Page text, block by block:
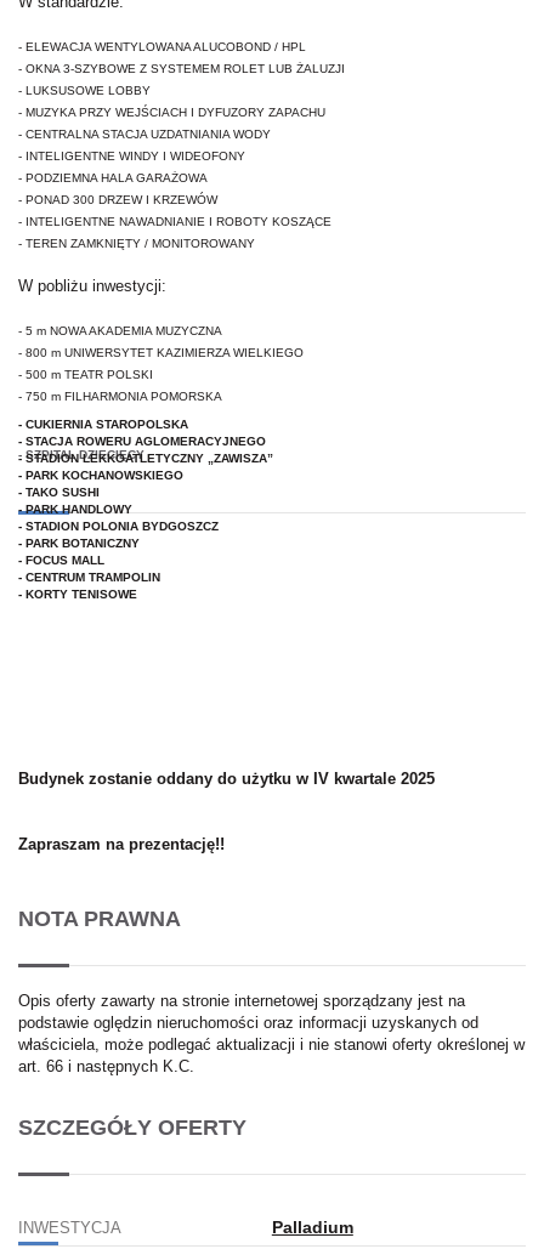
- ELEWACJA WENTYLOWANA ALUCOBOND / HPL
- OKNA 3-SZYBOWE Z SYSTEMEM ROLET LUB ŻALUZJI
- LUKSUSOWE LOBBY
- MUZYKA PRZY WEJŚCIACH I DYFUZORY ZAPACHU
- CENTRALNA STACJA UZDATNIANIA WODY
- INTELIGENTNE WINDY I WIDEOFONY
- PODZIEMNA HALA GARAŻOWA
- PONAD 300 DRZEW I KRZEWÓW
- INTELIGENTNE NAWADNIANIE I ROBOTY KOSZĄCE
- TEREN ZAMKNIĘTY / MONITOROWANY
W pobliżu inwestycji:
- 5 m NOWA AKADEMIA MUZYCZNA
- 800 m UNIWERSYTET KAZIMIERZA WIELKIEGO
- 500 m TEATR POLSKI
- 750 m FILHARMONIA POMORSKA
- SZPITAL DZIECIĘCY
- CUKIERNIA STAROPOLSKA
- STACJA ROWERU AGLOMERACYJNEGO
- STADION LEKKOATLETYCZNY „ZAWISZA”
- PARK KOCHANOWSKIEGO
- TAKO SUSHI
- PARK HANDLOWY
- STADION POLONIA BYDGOSZCZ
- PARK BOTANICZNY
- FOCUS MALL
- CENTRUM TRAMPOLIN
- KORTY TENISOWE
Budynek zostanie oddany do użytku w IV kwartale 2025
Zapraszam na prezentację!!
NOTA PRAWNA
Opis oferty zawarty na stronie internetowej sporządzany jest na
podstawie oględzin nieruchomości oraz informacji uzyskanych od
właściciela, może podlegać aktualizacji i nie stanowi oferty określonej w
art. 66 i następnych K.C.
SZCZEGÓŁY OFERTY
INWESTYCJA Palladium